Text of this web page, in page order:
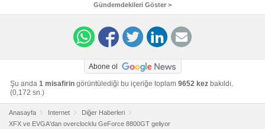
Gündemdekileri Göster >
Abone ol
Şu anda 1 misafirin görüntülediği bu içeriğe toplam 9652 kez bakıldı.
(0,172 sn.)
Anasayfa Internet
Diğer Haberleri
XFX ve EVGA'dan overclocklu GeForce 8800GT geliyor